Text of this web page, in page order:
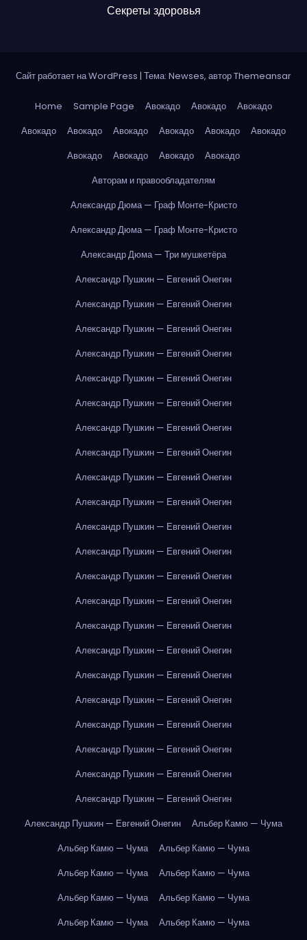
Секреты здоровья
Сайт работает на WordPress | Тема: Newses, авторThemeansar
Home Sample Page Авокадо Авокадо
Авокадо
Авокадо
Авокадо Авокадо Авокадо Авокадо
Авокадо
Авокадо
Авокадо Авокадо
Авокадо
Авторам и правообладателям
Александр Дюма — Граф Монте-Кристо
Александр Дюма — Граф Монте-Кристо
Александр Дюма — Три мушкетёра
Александр Пушкин — Евгений Онегин
Александр Пушкин — Евгений Онегин
Александр Пушкин — Евгений Онегин
Александр Пушкин — Евгений Онегин
Александр Пушкин — Евгений Онегин
Александр Пушкин — Евгений Онегин
Александр Пушкин — Евгений Онегин
Александр Пушкин — Евгений Онегин
Александр Пушкин — Евгений Онегин
Александр Пушкин — Евгений Онегин
Александр Пушкин — Евгений Онегин
Александр Пушкин — Евгений Онегин
Александр Пушкин — Евгений Онегин
Александр Пушкин — Евгений Онегин
Александр Пушкин — Евгений Онегин
Александр Пушкин — Евгений Онегин
Александр Пушкин — Евгений Онегин
Александр Пушкин — Евгений Онегин
Александр Пушкин — Евгений Онегин
Александр Пушкин — Евгений Онегин
Александр Пушкин — Евгений Онегин
Александр Пушкин — Евгений Онегин
Александр Пушкин — Евгений Онегин
Альбер Камю — Чума
Альбер Камю — Чума
Альбер Камю — Чума
Альбер Камю — Чума
Альбер Камю — Чума
Альбер Камю — Чума
Альбер Камю — Чума
Альбер Камю — Чума
Альбер Камю — Чума